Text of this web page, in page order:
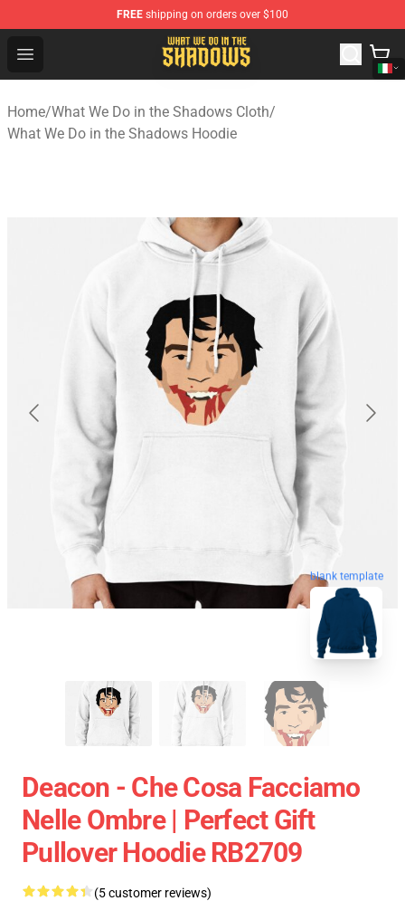
FREE shipping on orders over $100
Open menu
What We Do in the Shadows Shop - Official What We
Home/What We Do in the Shadows Cloth/
What We Do in the Shadows Hoodie
blank template
Deacon - Che Cosa Facciamo
Nelle Ombre | Perfect Gift
Pullover Hoodie RB2709
(5 customer reviews)